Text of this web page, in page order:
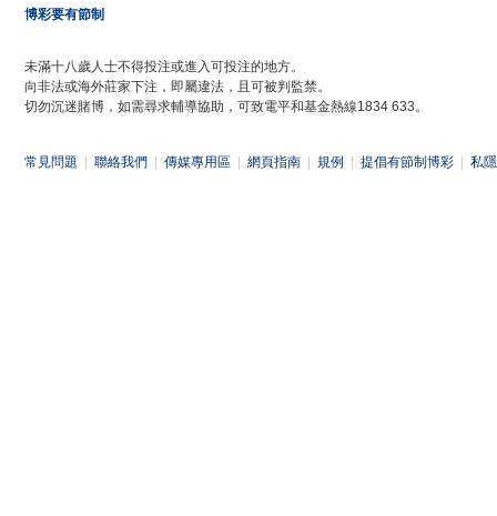
博彩要有節制
未滿十八歲人士不得投注或進入可投注的地方。
向非法或海外莊家下注，即屬違法，且可被判監禁。
切勿沉迷賭博，如需尋求輔導協助，可致電平和基金熱線1834 633。
常見問題 聯絡我們 傳媒專用區 網頁指南 規例 提倡有節制博彩 私